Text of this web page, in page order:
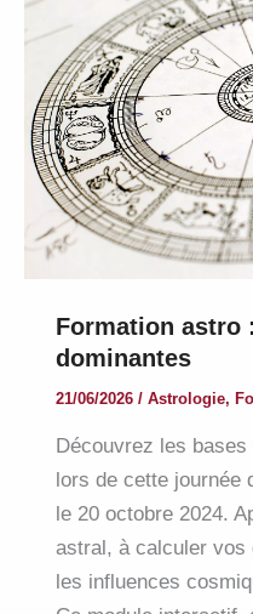
Formation astro
dominantes
21/06/2026 / Astrologie,
Découvrez les bases
lors de cette journée
le 20 octobre 2024.
astral, à calculer vos
les influences